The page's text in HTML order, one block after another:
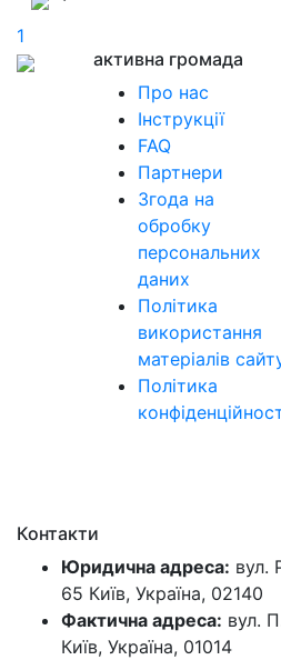
1
активна громада
Про нас
Інструкції
FAQ
Партнери
Згода на
обробку
персональних
даних
Політика
використання
матеріалів
Політика
Контакти
Юридична адреса: вул.
65 Київ, Україна, 02140
Фактична адреса: вул.
Київ, Україна, 01014